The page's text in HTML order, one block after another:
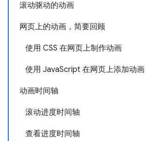
滚动驱动的动画
网页上的动画，简要回顾
使用 CSS 在网页上制作动画
使用 JavaScript 在网页上添加动画
动画时间轴
滚动进度时间轴
查看进度时间轴